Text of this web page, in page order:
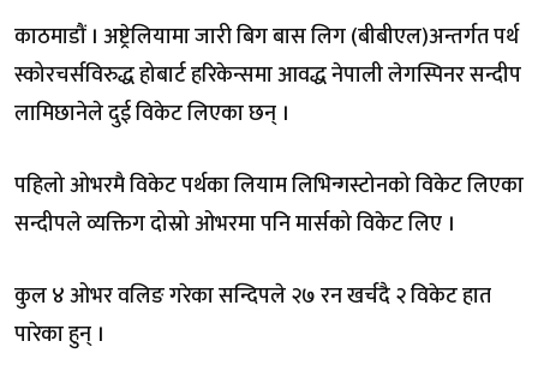
काठमाडौं । अष्ट्रेलियामा जारी बिग बास लिग (बीबीएल)अन्तर्गत पर्थ
स्कोरचर्सविरुद्ध होबार्ट हरिकेन्समा आवद्ध नेपाली लेगस्पिनर सन्दीप
लामिछानेले दुई विकेट लिएका छन् ।
पहिलो ओभरमै विकेट पर्थका लियाम लिभिन्गस्टोनको विकेट लिएका
सन्दीपले व्यक्तिग दोस्रो ओभरमा पनि मार्सको विकेट लिए ।
कुल ४ ओभर वलिङ गरेका सन्दिपले २७ रन खर्चदै २ विकेट हात
पारेका हुन् ।